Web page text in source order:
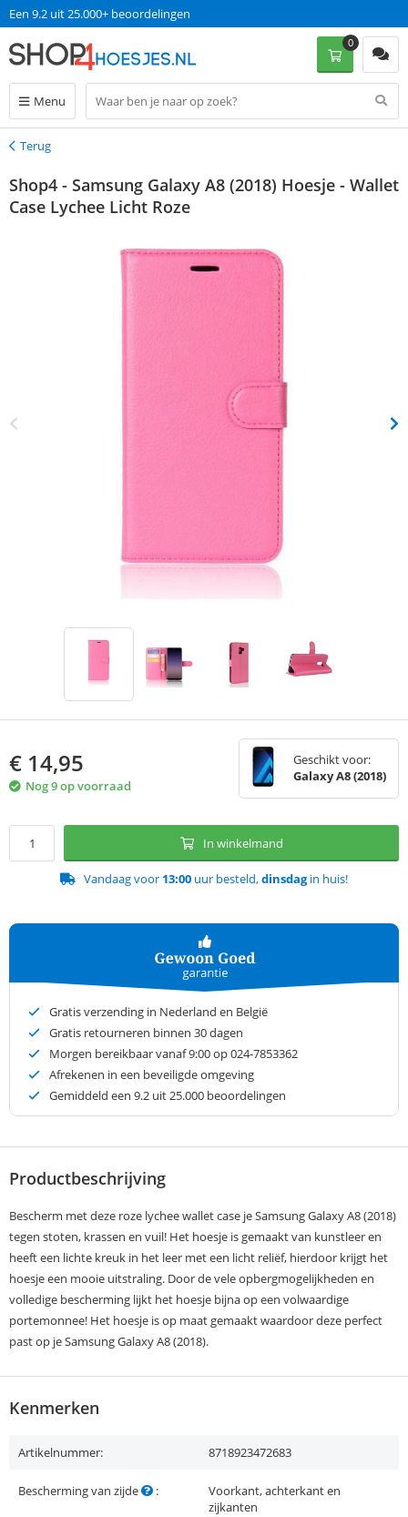
Een 9.2 uit 25.000+ beoordelingen
Menu
0
Terug
Terug
Shop4 - Samsung Galaxy A8 (2018) Hoesje - Wallet
Case Lychee Licht Roze
€ 14,95
Nog 9 op voorraad
Geschikt voor:
Galaxy A8 (2018)
In winkelmand
Vandaag voor 13:00 uur besteld,dinsdagin huis!
Gratis verzending in Nederland en België
Gratis retourneren binnen 30 dagen
Morgen bereikbaar vanaf 9:00 op 024-7853362
Afrekenen in een beveiligde omgeving
Gemiddeld een 9.2 uit 25.000 beoordelingen
Productbeschrijving
Bescherm met deze roze lychee wallet case je Samsung Galaxy A8 (2018)
tegen stoten, krassen en vuil! Het hoesje is gemaakt van kunstleer en
heeft een lichte kreuk in het leer met een licht reliëf, hierdoor krijgt het
hoesje een mooie uitstraling. Door de vele opbergmogelijkheden en
volledige bescherming lijkt het hoesje bijna op een volwaardige
portemonnee! Het hoesje is op maat gemaakt waardoor deze perfect
past op je Samsung Galaxy A8 (2018).
Kenmerken
Artikelnummer: 8718923472683
Bescherming van zijde :
Voorkant, achterkant en
zijkanten